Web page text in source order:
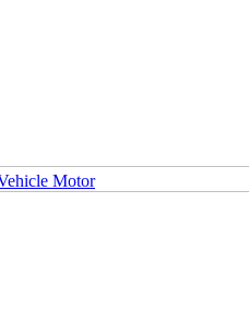
Motor